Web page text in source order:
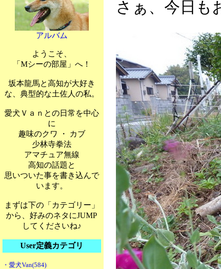
アルバム
ようこそ、
「Mシーの部屋」へ！
坂本龍馬と高知が大好き
な、典型的な土佐人の私。
愛犬Ｖａｎとの日常を中心
に
趣味のクワ ・ カブ
少林寺拳法
アマチュア無線
高知の話題と
思いついた事を書き込んで
います。
まずは下の「カテゴリー」
から、好みのネタにJUMP
してくださいね♪
User定義カテゴリ
・愛犬Van(584)
さぁ、今日も